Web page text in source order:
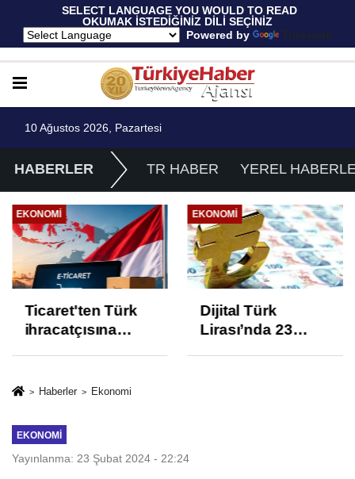
SELECT LANGUAGE YOU WOULD TO READ
OKUMAK İSTEDİĞİNİZ DİLİ SEÇİNİZ
Powered by
Translate
10 Ağustos 2026, Pazartesi
HABERLER TR HABER YEREL
EKONOMI
Ticaret'ten Türk
ihracatçısına
EKONOMI
Dijital Türk
Lirası’nda 23
Haberler Ekonomi
EKONOMI
Yayınlanma: 23 Şubat 2024 - 22:24